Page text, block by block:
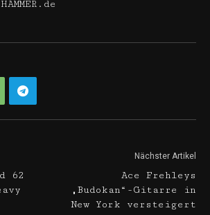
62
Nächster Artikel
Ace Frehleys
„Budokan“-Gitarre in
New York versteigert